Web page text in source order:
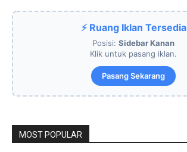
⚡ Ruang Iklan Tersedia
Posisi: Sidebar Kanan
Klik untuk pasang iklan.
Pasang Sekarang
MOST POPULAR